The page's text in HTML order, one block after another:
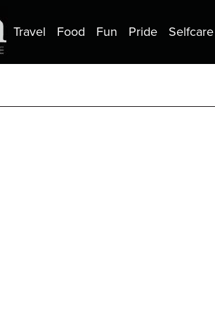
Travel Food Fun Pride Selfcare